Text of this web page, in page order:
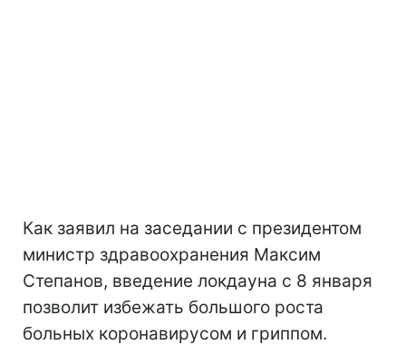
Как заявил на заседании с президентом
министр здравоохранения Максим
Степанов, введение локдауна с 8 января
позволит избежать большого роста
больных коронавирусом и гриппом.